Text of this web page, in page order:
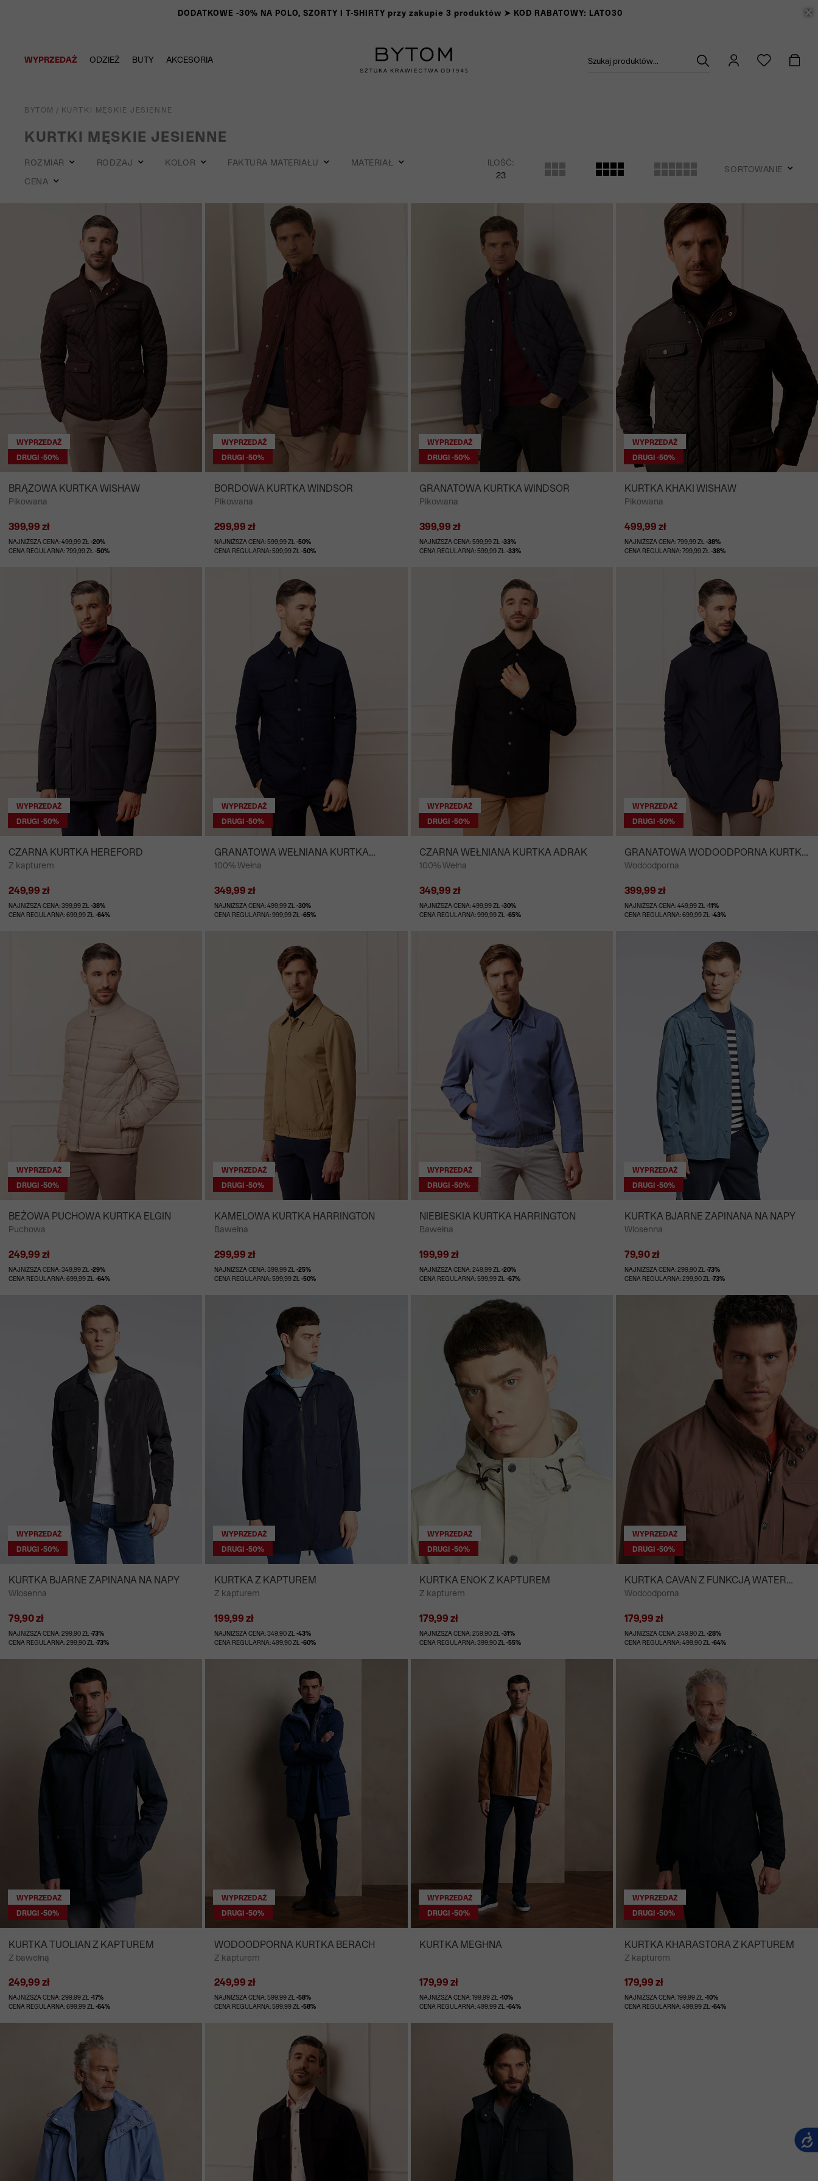
DODATKOWE -30% NA POLO, SZORTY I T-SHIRTY przy zakupie 3 produktów ➤ KOD RABATOWY: LATO30
WYPRZEDAŻ ODZIEŻ BUTY AKCESORIA Szukaj produktów...
BYTOM / KURTKI MĘSKIE JESIENNE
KURTKI MĘSKIE JESIENNE
ROZMIAR RODZAJ KOLOR FAKTURA MATERIAŁU
MATERIAŁ
CENA
ILOŚĆ:
23
SORTOWANIE
WYPRZEDAŻ
DRUGI -50%
BRĄZOWA KURTKA WISHAW
Pikowana
399,99 zł
NAJNIŻSZA CENA: 499,99 ZŁ-20%
CENA REGULARNA: 799,99 ZŁ-50%
WYPRZEDAŻ
DRUGI -50%
BORDOWA KURTKA WINDSOR
Pikowana
299,99 zł
NAJNIŻSZA CENA: 599,99 ZŁ -50%
CENA REGULARNA: 599,99 ZŁ -50%
WYPRZEDAŻ
DRUGI -50%
GRANATOWA KURTKA WINDSOR
Pikowana
399,99 zł
NAJNIŻSZA CENA: 599,99 ZŁ -33%
CENA REGULARNA: 599,99 ZŁ -33%
WYPRZEDAŻ
DRUGI -50%
KURTKA KHAKI WISHAW
Pikowana
499,99 zł
NAJNIŻSZA CENA: 799,99 ZŁ-38%
CENA REGULARNA: 799,99 ZŁ-38%
WYPRZEDAŻ
DRUGI -50%
CZARNA KURTKA HEREFORD
Z kapturem
249,99 zł
NAJNIŻSZA CENA: 399,99 ZŁ-38%
CENA REGULARNA: 699,99 ZŁ-64%
WYPRZEDAŻ
DRUGI -50%
GRANATOWA WEŁNIANA KURTKA
ADRAK
100% Wełna
349,99 zł
NAJNIŻSZA CENA: 499,99 ZŁ -30%
CENA REGULARNA: 999,99 ZŁ -65%
WYPRZEDAŻ
DRUGI -50%
CZARNA WEŁNIANA KURTKA ADRAK
100% Wełna
349,99 zł
NAJNIŻSZA CENA: 499,99 ZŁ -30%
CENA REGULARNA: 999,99 ZŁ -65%
WYPRZEDAŻ
DRUGI -50%
GRANATOWA WODOODPORNA KURTKA
LIVERPOOL
Wodoodporna
399,99 zł
NAJNIŻSZA CENA: 449,99 ZŁ-11%
CENA REGULARNA: 699,99 ZŁ-43%
WYPRZEDAŻ
DRUGI -50%
BEŻOWA PUCHOWA KURTKA ELGIN
Puchowa
249,99 zł
NAJNIŻSZA CENA: 349,99 ZŁ-29%
CENA REGULARNA: 699,99 ZŁ-64%
WYPRZEDAŻ
DRUGI -50%
KAMELOWA KURTKA HARRINGTON
Bawełna
299,99 zł
NAJNIŻSZA CENA: 399,99 ZŁ -25%
CENA REGULARNA: 599,99 ZŁ -50%
WYPRZEDAŻ
DRUGI -50%
NIEBIESKIA KURTKA HARRINGTON
Bawełna
199,99 zł
NAJNIŻSZA CENA: 249,99 ZŁ -20%
CENA REGULARNA: 599,99 ZŁ -67%
WYPRZEDAŻ
DRUGI -50%
KURTKA BJARNE ZAPINANA NA NAPY
Wiosenna
79,90 zł
NAJNIŻSZA CENA: 299,90 ZŁ-73%
CENA REGULARNA: 299,90 ZŁ-73%
WYPRZEDAŻ
DRUGI -50%
KURTKA BJARNE ZAPINANA NA NAPY
Wiosenna
79,90 zł
NAJNIŻSZA CENA: 299,90 ZŁ-73%
CENA REGULARNA: 299,90 ZŁ-73%
WYPRZEDAŻ
DRUGI -50%
KURTKA Z KAPTUREM
Z kapturem
199,99 zł
NAJNIŻSZA CENA: 349,90 ZŁ -43%
CENA REGULARNA: 499,90 ZŁ -60%
WYPRZEDAŻ
DRUGI -50%
KURTKA ENOK Z KAPTUREM
Z kapturem
179,99 zł
NAJNIŻSZA CENA: 259,90 ZŁ -31%
CENA REGULARNA: 399,90 ZŁ -55%
WYPRZEDAŻ
DRUGI -50%
KURTKA CAVAN Z FUNKCJĄ WATER
RESISTANT
Wodoodporna
179,99 zł
NAJNIŻSZA CENA: 249,90 ZŁ-28%
CENA REGULARNA: 499,90 ZŁ-64%
WYPRZEDAŻ
DRUGI -50%
KURTKA TUOLIAN Z KAPTUREM
Z bawełną
249,99 zł
NAJNIŻSZA CENA: 299,99 ZŁ-17%
CENA REGULARNA: 699,99 ZŁ-64%
WYPRZEDAŻ
DRUGI -50%
WODOODPORNA KURTKA BERACH
Z kapturem
249,99 zł
NAJNIŻSZA CENA: 599,99 ZŁ -58%
CENA REGULARNA: 599,99 ZŁ -58%
WYPRZEDAŻ
DRUGI -50%
KURTKA MEGHNA
179,99 zł
NAJNIŻSZA CENA: 199,99 ZŁ -10%
CENA REGULARNA: 499,99 ZŁ -64%
WYPRZEDAŻ
DRUGI -50%
KURTKA KHARASTORA Z KAPTUREM
Z kapturem
179,99 zł
NAJNIŻSZA CENA: 199,99 ZŁ-10%
CENA REGULARNA: 499,99 ZŁ-64%